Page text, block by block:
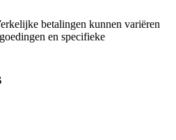
betalingen kunnen variëren
en specifieke